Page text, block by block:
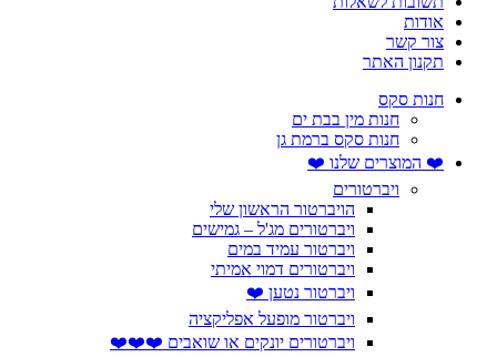
אודות
צור קשר
תקנון האתר
חנות סקס
חנות מין בבת ים
חנות סקס ברמת גן
❤️ המוצרים שלנו ❤️
ויברטורים
הויברטור הראשון שלי
ויברטורים מג'ל – גמישים
ויברטור עמיד במים
ויברטורים דמוי אמיתי
ויברטור נטען ❤️
ויברטור מופעל אפליקציה
ויברטורים יונקים או שואבים ❤️❤️❤️